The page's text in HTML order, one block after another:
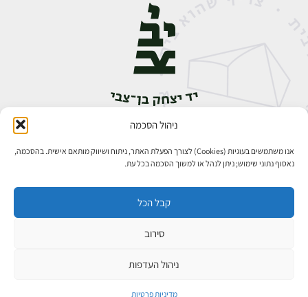
ניהול הסכמה
אנו משתמשים בעוגיות (Cookies) לצורך הפעלת האתר, ניתוח ושיווק מותאם אישית. בהסכמה,
נאסוף נתוני שימוש; ניתן לנהל או למשוך הסכמה בכל עת.
קבל הכל
סירוב
ניהול העדפות
מדיניות פרטיות
אבן גבירול 14, רחביה, ירושלים
פיתוח אתרים